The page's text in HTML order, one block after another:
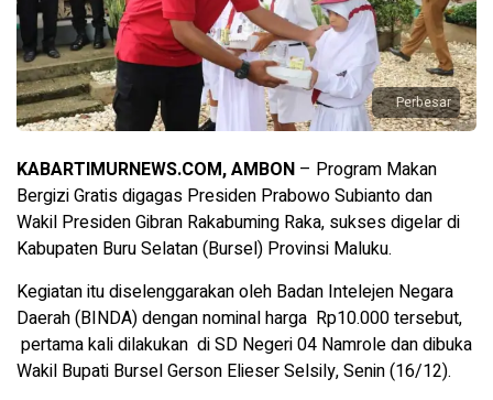
Perbesar
KABARTIMURNEWS.COM, AMBON – Program Makan
Bergizi Gratis digagas Presiden Prabowo Subianto dan
Wakil Presiden Gibran Rakabuming Raka, sukses digelar di
Kabupaten Buru Selatan (Bursel) Provinsi Maluku.
Kegiatan itu diselenggarakan oleh Badan Intelejen Negara
Daerah (BINDA) dengan nominal harga Rp10.000 tersebut,
pertama kali dilakukan di SD Negeri 04 Namrole dan dibuka
Wakil Bupati Bursel Gerson Elieser Selsily, Senin (16/12).